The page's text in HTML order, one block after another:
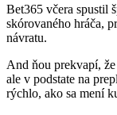
Bet365 včera spustil
skórovaného hráča,
návratu.
And ňou prekvapí,
ale v podstate na
rýchlo, ako sa mení